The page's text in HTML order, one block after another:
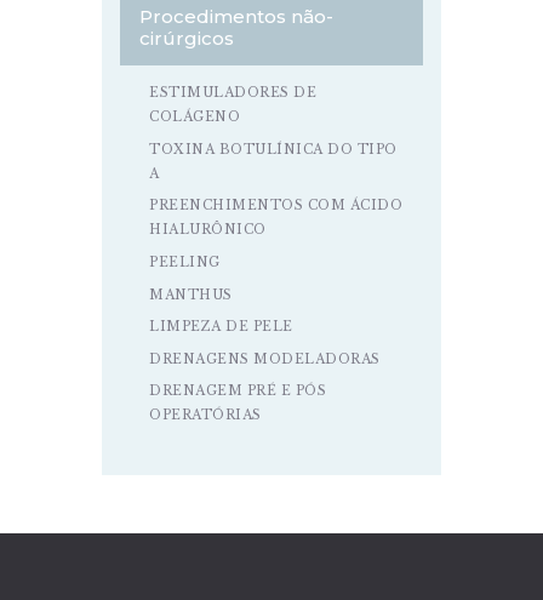
Procedimentos não-
cirúrgicos
ESTIMULADORES DE
COLÁGENO
TOXINA BOTULÍNICA DO TIPO
A
PREENCHIMENTOS COM ÁCIDO
HIALURÔNICO
PEELING
MANTHUS
LIMPEZA DE PELE
DRENAGENS MODELADORAS
DRENAGEM PRÉ E PÓS
OPERATÓRIAS